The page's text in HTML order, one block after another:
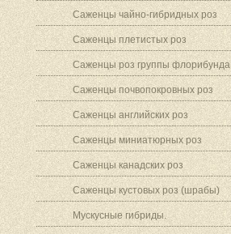
Саженцы чайно-гибридных роз
Саженцы плетистых роз
Саженцы роз группы флорибунда
Саженцы почвопокровных роз
Саженцы английских роз
Саженцы миниатюрных роз
Саженцы канадских роз
Саженцы кустовых роз (шрабы)
Мускусные гибриды.